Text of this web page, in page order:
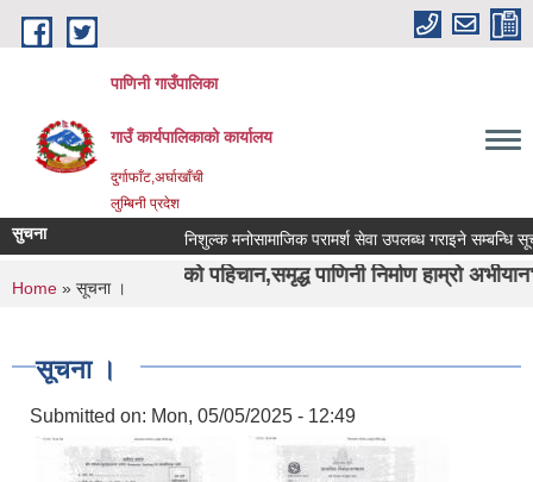
Skip to main content
पाणिनी गाउँपालिका
गाउँ कार्यपालिकाको कार्यालय
दुर्गाफाँट,अर्घाखाँची
लुम्बिनी प्रदेश
ऋषिको पहिचान,समृद्ध पाणिनी निर्माण हाम्रो अभीयान"।
सुचना निशुल्क मनोसामाजिक परामर्श सेवा उपलब्ध गराइने सम्बन्धि सूचना ।
You are here
Home » सूचना ।
सूचना ।
Submitted on: Mon, 05/05/2025 - 12:49